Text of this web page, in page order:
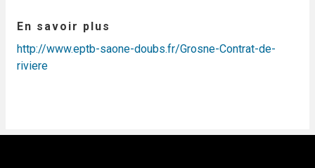
En savoir plus
http://www.eptb-saone-doubs.fr/Grosne-Contrat-de-
riviere